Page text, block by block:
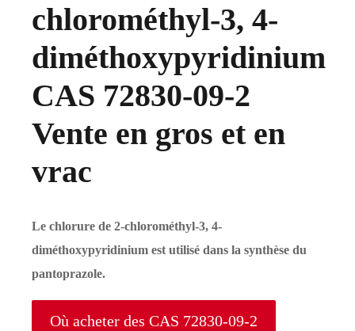
chlorométhyl-3, 4-
diméthoxypyridinium
CAS 72830-09-2
Vente en gros et en
vrac
Le chlorure de 2-chlorométhyl-3, 4-
diméthoxypyridinium est utilisé dans la synthèse du
pantoprazole.
Où acheter des CAS 72830-09-2